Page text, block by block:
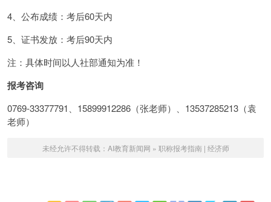
4、公布成绩：考后60天内
5、证书发放：考后90天内
注：具体时间以人社部通知为准！
报考咨询
0769-33377791、15899912286（张老师）、13537285213（袁
老师）
未经允许不得转载： AI教育新闻网 » 职称报考指南 | 经济师